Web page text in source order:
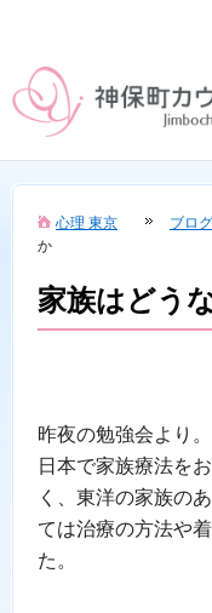
心理 東京 ブロ
か
家族はどう
昨夜の勉強会より。
日本で家族療法を
く、東洋の家族の
ては治療の方法や
た。